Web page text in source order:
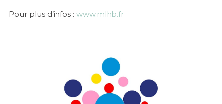
Pour plus d’infos : www.mlhb.fr